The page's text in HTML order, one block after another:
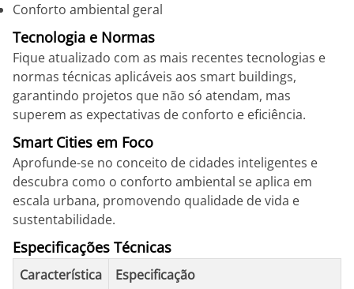
Conforto ambiental geral
Tecnologia e Normas
Fique atualizado com as mais recentes tecnologias e
normas técnicas aplicáveis aos smart buildings,
garantindo projetos que não só atendam, mas
superem as expectativas de conforto e eficiência.
Smart Cities em Foco
Aprofunde-se no conceito de cidades inteligentes e
descubra como o conforto ambiental se aplica em
escala urbana, promovendo qualidade de vida e
sustentabilidade.
Especificações Técnicas
Característica
Especificação